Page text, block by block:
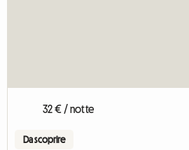
32 € / notte
Da scoprire